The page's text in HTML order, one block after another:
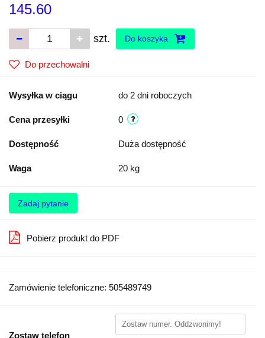
145.60
szt. Do koszyka
Do przechowalni
Wysyłka w ciągu do 2 dni roboczych
Cena przesyłki 0
Dostępność Duża dostępność
Waga 20 kg
Zadaj pytanie
Pobierz produkt do PDF
Zamówienie telefoniczne: 505489749
Zostaw telefon